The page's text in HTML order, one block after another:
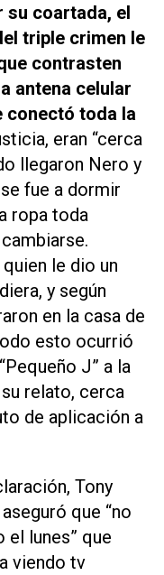
su coartada, el
triple crimen le
contrasten
antena celular
conectó toda la
eran “cerca
llegaron Nero y
fue a dormir
ropa toda
le dio un
y según
en la casa de
esto ocurrió
J” a la
relato, cerca
de aplicación a
Tony
que “no
el lunes” que
viendo tv